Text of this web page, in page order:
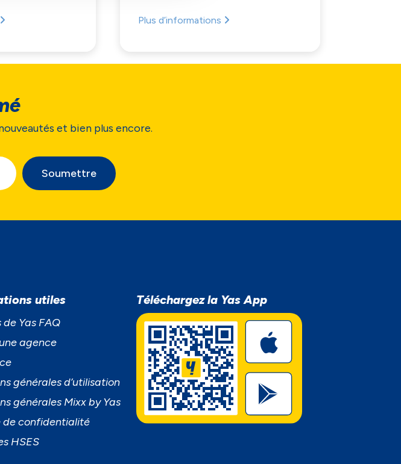
Plus d’informations
et bien plus encore.
Soumettre
utiles
de Yas FAQ
agence
générales d’utilisation
générales Mixx by Yas
de confidentialité
HSES
Téléchargez la Yas App